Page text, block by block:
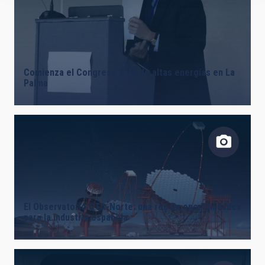
Comienza el Congreso AMS de altas energías en La
Palma
El Observatorio CTA-Norte: una red de oportunidades
para la industria española